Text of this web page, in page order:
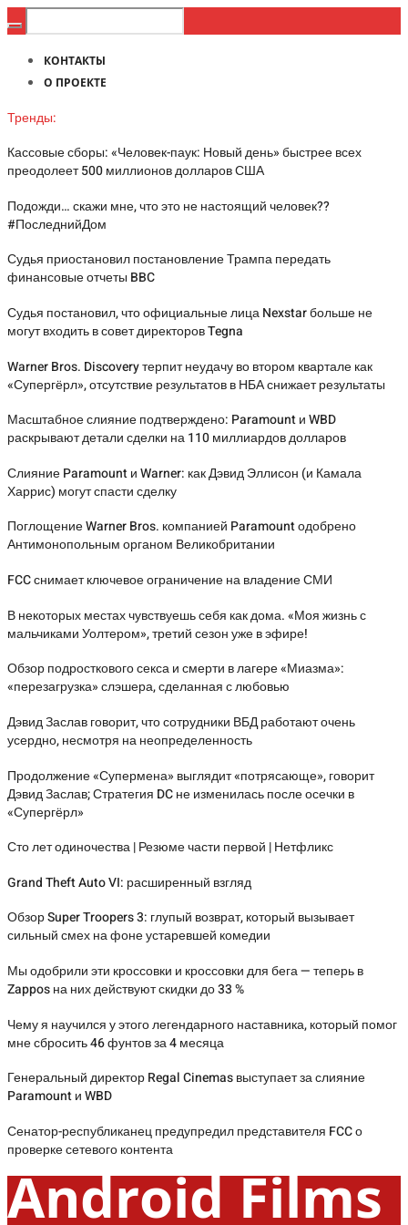
КОНТАКТЫ
О ПРОЕКТЕ
Тренды:
Кассовые сборы: «Человек-паук: Новый день» быстрее всех
преодолеет 500 миллионов долларов США
Подожди… скажи мне, что это не настоящий человек??
#ПоследнийДом
Судья приостановил постановление Трампа передать
финансовые отчеты BBC
Судья постановил, что официальные лица Nexstar больше не
могут входить в совет директоров Tegna
Warner Bros. Discovery терпит неудачу во втором квартале как
«Супергёрл», отсутствие результатов в НБА снижает результаты
Масштабное слияние подтверждено: Paramount и WBD
раскрывают детали сделки на 110 миллиардов долларов
Слияние Paramount и Warner: как Дэвид Эллисон (и Камала
Харрис) могут спасти сделку
Поглощение Warner Bros. компанией Paramount одобрено
Антимонопольным органом Великобритании
FCC снимает ключевое ограничение на владение СМИ
В некоторых местах чувствуешь себя как дома. «Моя жизнь с
мальчиками Уолтером», третий сезон уже в эфире!
Обзор подросткового секса и смерти в лагере «Миазма»:
«перезагрузка» слэшера, сделанная с любовью
Дэвид Заслав говорит, что сотрудники ВБД работают очень
усердно, несмотря на неопределенность
Продолжение «Супермена» выглядит «потрясающе», говорит
Дэвид Заслав; Стратегия DC не изменилась после осечки в
«Супергёрл»
Сто лет одиночества | Резюме части первой | Нетфликс
Grand Theft Auto VI: расширенный взгляд
Обзор Super Troopers 3: глупый возврат, который вызывает
сильный смех на фоне устаревшей комедии
Мы одобрили эти кроссовки и кроссовки для бега — теперь в
Zappos на них действуют скидки до 33 %
Чему я научился у этого легендарного наставника, который помог
мне сбросить 46 фунтов за 4 месяца
Генеральный директор Regal Cinemas выступает за слияние
Paramount и WBD
Сенатор-республиканец предупредил представителя FCC о
проверке сетевого контента
Android Films